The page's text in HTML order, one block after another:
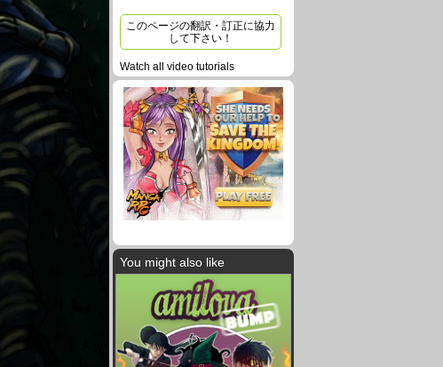
このページの翻訳・訂正に協力
して下さい！
Watch all video tutorials
You might also like